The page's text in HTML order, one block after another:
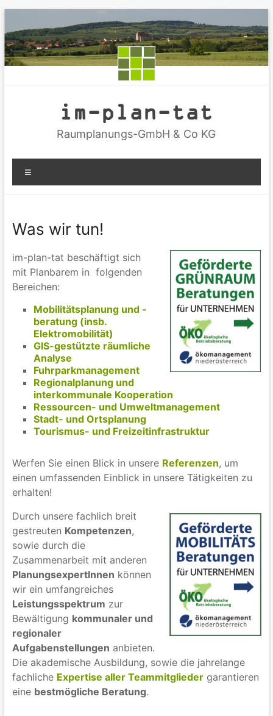
Inhalt
springen
im-plan-tat
Raumplanungs-GmbH & Co KG
Was wir tun!
im-plan-tat beschäftigt sich
mit Planbarem in folgenden
Bereichen:
Mobilitätsplanung und -
beratung (insb.
Elektromobilität)
GIS-gestützte räumliche
Analyse
Fuhrparkmanagement
Regionalplanung und
interkommunale Kooperation
Ressourcen- und Umweltmanagement
Stadt- und Ortsplanung
Tourismus- und Freizeitinfrastruktur
Werfen Sie einen Blick in unsere Referenzen, um
einen umfassenden Einblick in unsere Tätigkeiten zu
erhalten!
Durch unsere fachlich breit
gestreuten Kompetenzen,
sowie durch die
Zusammenarbeit mit anderen
PlanungsexpertInnen können
wir ein umfangreiches
Leistungsspektrum zur
Bewältigung kommunaler und
regionaler
Aufgabenstellungen anbieten.
Die akademische Ausbildung, sowie die jahrelange
fachliche Expertise aller Teammitgliedergarantieren
eine bestmögliche Beratung.